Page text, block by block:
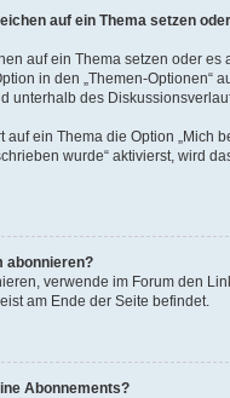
auf ein Thema setzen
auf ein Thema setzen oder es
in den „Themen-Optionen“
unterhalb des
auf ein Thema die Option „Mich
wurde“ aktivierst, wird
abonnieren?
verwende im Forum den
am Ende der Seite befindet.
Abonnements?